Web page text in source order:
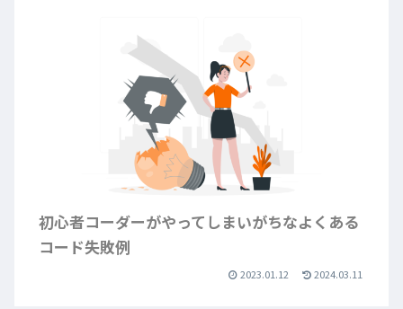
初心者コーダーがやってしまいがちなよくある
コード失敗例
2023.01.12 2024.03.11